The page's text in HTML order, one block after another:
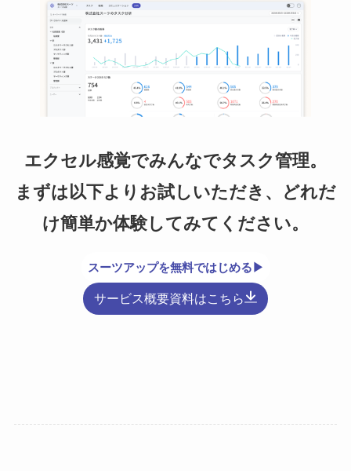
エクセル感覚でみんなでタスク管理。
まずは以下よりお試しいただき、どれだ
け簡単か体験してみてください。
スーツアップを無料ではじめる▶
サービス概要資料はこちら